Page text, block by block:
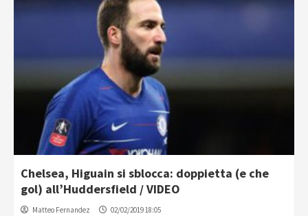
Chelsea, Higuain si sblocca: doppietta (e che
gol) all’Huddersfield / VIDEO
Matteo Fernandez 02/02/2019 18:05